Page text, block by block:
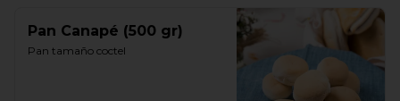
Pan Canapé (500 gr)
Pan tamaño coctel